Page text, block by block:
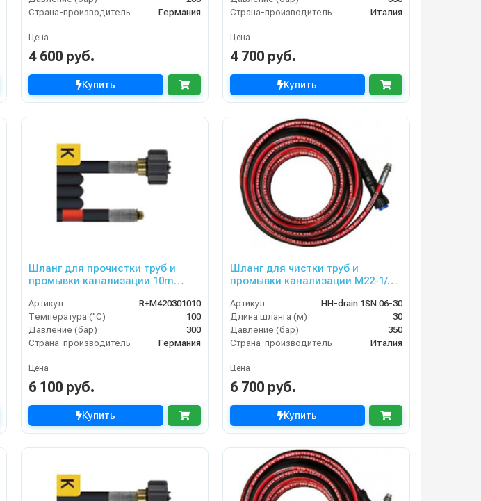
Страна-производитель
Германия
Цена
4 600 руб.
Купить
Страна-производитель
Италия
Цена
4 700 руб.
Купить
Шланг для прочистки труб и
промывки канализации 10m
Артикул
R+M420301010
Температура (°C)
100
Давление (бар)
300
Страна-производитель
Германия
Цена
6 100 руб.
Купить
Шланг для чистки труб и
промывки канализации M22-1/4
Артикул
HH-drain 1SN 06-30
Длина шланга (м)
30
Давление (бар)
350
Страна-производитель
Италия
Цена
6 700 руб.
Купить